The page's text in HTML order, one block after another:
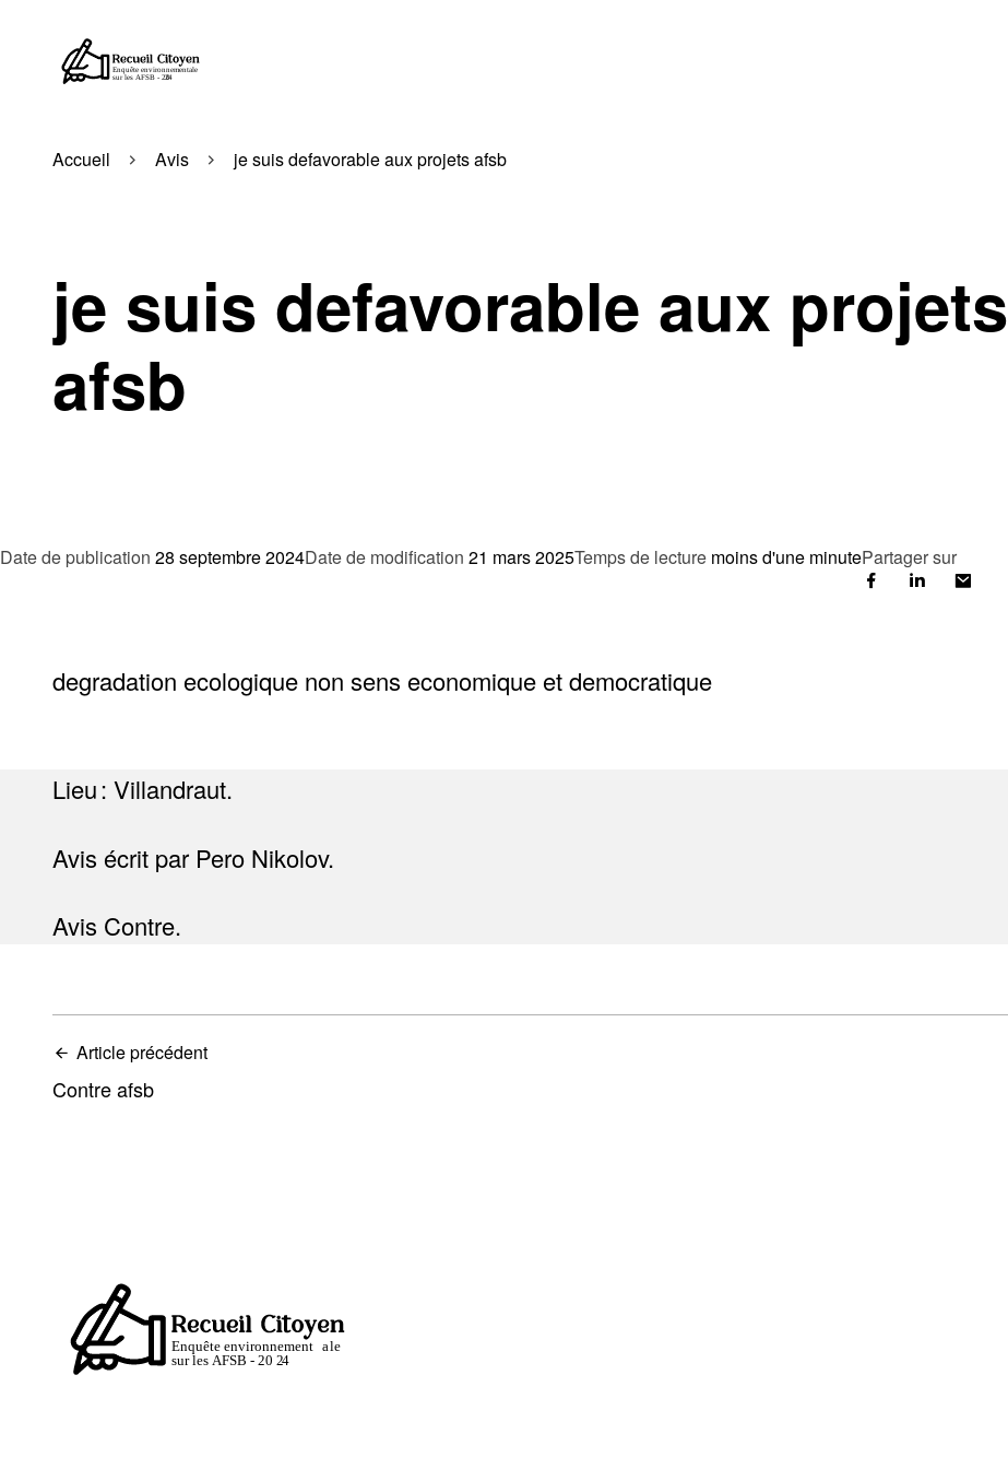
Accueil Avis je suis defavorable aux projets afsb
je suis defavorable aux projets
afsb
Date de publication 28 septembre 2024Date de modification 21 mars 2025Temps de lecture moins d'une minutePartager sur
degradation ecologique non sens economique et democratique
Lieu : Villandraut.
Avis écrit par Pero Nikolov.
Avis Contre.
Article précédent
Contre afsb